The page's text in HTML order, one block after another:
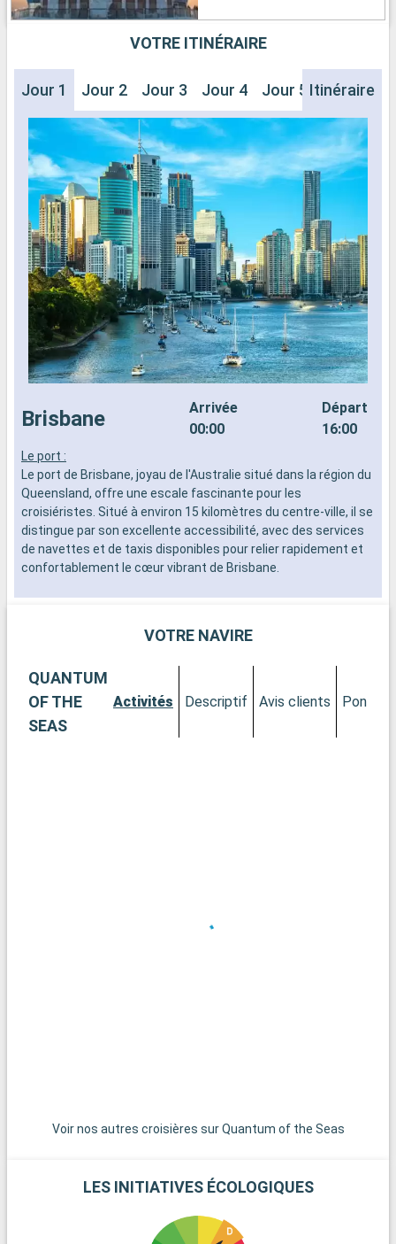
VOTRE ITINÉRAIRE
Jour 1 Jour 2 Jour 3 Jour 4 Jour 5 Jour 6
Itinéraire
Brisbane
Arrivée
00:00
Départ
16:00
Le port :
Le port de Brisbane, joyau de l'Australie situé dans la région du
Queensland, offre une escale fascinante pour les
croisiéristes. Situé à environ 15 kilomètres du centre-ville, il se
distingue par son excellente accessibilité, avec des services
de navettes et de taxis disponibles pour relier rapidement et
confortablement le cœur vibrant de Brisbane.
urbain et naturel. Le Jardin Botanique de la ville, un havre de
Modern Art pour une touche de culture contemporaine. Le
South Bank Parklands, avec sa grande roue et ses espaces de
détente, offre une expérience unique. Pour les amateurs
d'histoire, la visite de la Old Windmill et du Commissariat Store
est parfaite pour apprécier la douceur de vivre australienne au
VOTRE NAVIRE
QUANTUM
OF THE
SEAS
Activités Descriptif Avis clients Ponts
Voir nos autres croisières sur Quantum of the Seas
LES INITIATIVES ÉCOLOGIQUES